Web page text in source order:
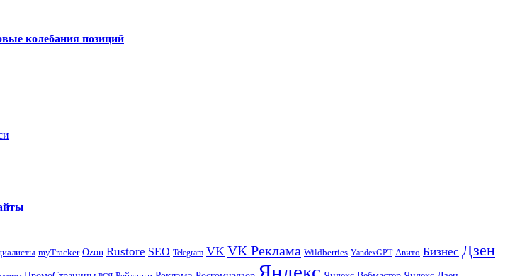
колебания позиций
myTracker Ozon Rustore SEO Telegram VK VK Реклама Wildberries YandexGPT Авито Бизнес Дзен